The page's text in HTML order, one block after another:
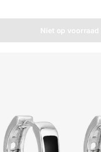
Niet op voorraad